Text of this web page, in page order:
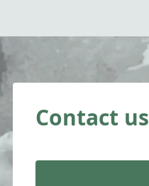
Contact us